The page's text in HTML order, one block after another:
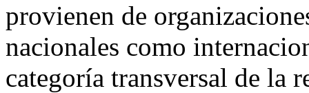
provienen de
nacionales como
categoría transversal de la